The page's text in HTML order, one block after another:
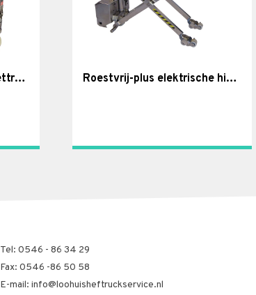
Roestvast-plus handpallettruck, Panther Inox Plus Roestvrij-plus elektrische highlifter
Tel: 0546 - 86 34 29
Fax: 0546 -86 50 58
E-mail: info@loohuisheftruckservice.nl